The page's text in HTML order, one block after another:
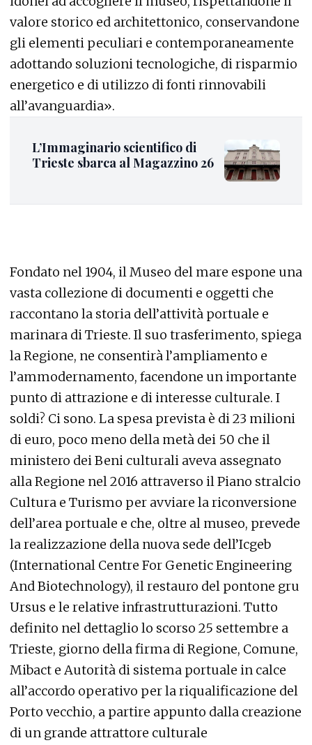
valore storico ed architettonico, conservandone
gli elementi peculiari e contemporaneamente
adottando soluzioni tecnologiche, di risparmio
energetico e di utilizzo di fonti rinnovabili
all’avanguardia».
L’Immaginario scientifico di
Trieste sbarca al Magazzino 26
Fondato nel 1904, il Museo del mare espone una
vasta collezione di documenti e oggetti che
raccontano la storia dell’attività portuale e
marinara di Trieste. Il suo trasferimento, spiega
la Regione, ne consentirà l’ampliamento e
l’ammodernamento, facendone un importante
punto di attrazione e di interesse culturale. I
soldi? Ci sono. La spesa prevista è di 23 milioni
di euro, poco meno della metà dei 50 che il
ministero dei Beni culturali aveva assegnato
alla Regione nel 2016 attraverso il Piano stralcio
Cultura e Turismo per avviare la riconversione
dell’area portuale e che, oltre al museo, prevede
la realizzazione della nuova sede dell’Icgeb
(International Centre For Genetic Engineering
And Biotechnology), il restauro del pontone gru
Ursus e le relative infrastrutturazioni. Tutto
definito nel dettaglio lo scorso 25 settembre a
Trieste, giorno della firma di Regione, Comune,
Mibact e Autorità di sistema portuale in calce
all’accordo operativo per la riqualificazione del
Porto vecchio, a partire appunto dalla creazione
di un grande attrattore culturale